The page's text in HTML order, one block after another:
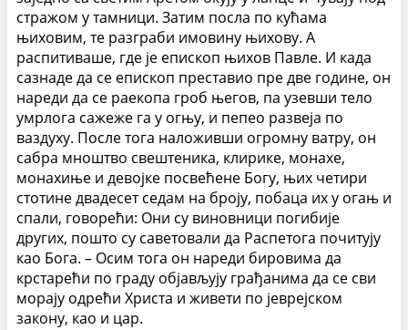
стражом у тамници. Затим посла по кућама
њиховим, те разграби имовину њихову. А
распитиваше, где је епископ њихов Павле. И када
сазнаде да се епископ преставио пре две године, он
нареди да се раекопа гроб његов, па узевши тело
умрлога сажеже га у огњу, и пепео развеја по
ваздуху. После тога наложивши огромну ватру, он
сабра мноштво свештеника, клирике, монахе,
монахиње и девојке посвећене Богу, њих четири
стотине двадесет седам на броју, побаца их у огањ и
спали, говорећи: Они су виновници погибије
других, пошто су саветовали да Распетога почитују
као Бога. – Осим тога он нареди бировима да
крстарећи по граду објављују грађанима да се сви
морају одрећи Христа и живети по јеврејском
закону, као и цар.